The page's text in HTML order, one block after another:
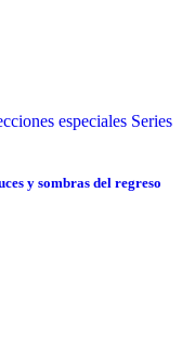
especiales Series
y sombras del regreso